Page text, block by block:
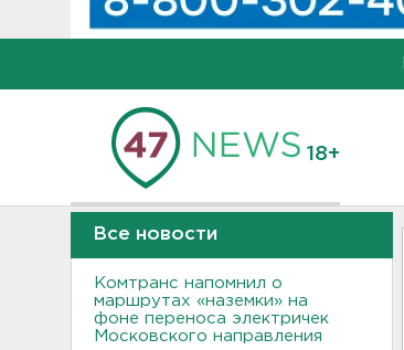
18+
Все новости
Комтранс напомнил о
маршрутах «наземки» на
фоне переноса электричек
Московского направления